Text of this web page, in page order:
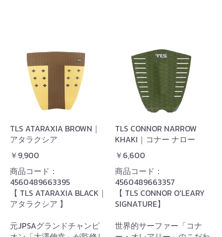
TLS ATARAXIA BROWN｜
アタラクシア
￥9,900
商品コード：
4560489663395
【 TLS ATARAXIA BLACK｜
アタラクシア 】
元JPSAグランドチャンピ
TLS CONNOR NARROW
KHAKI｜コナー ナロー
￥6,600
商品コード：
4560489663357
【 TLS CONNOR O'LEARY
SIGNATURE】
世界的サーファー「コナ